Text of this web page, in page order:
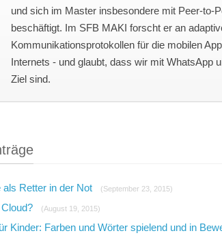
und sich im Master insbesondere mit Peer-to-
beschäftigt. Im SFB MAKI forscht er an
Kommunikationsprotokollen für die mobilen
Internets - und glaubt, dass wir mit WhatsApp
Ziel sind.
als Retter in der Not (September 23, 2015)
(August 19, 2015)
Kinder: Farben und Wörter spielend und in